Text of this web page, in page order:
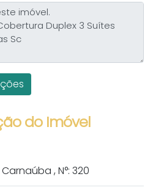
do Imóvel
Carnaúba , N°: 320